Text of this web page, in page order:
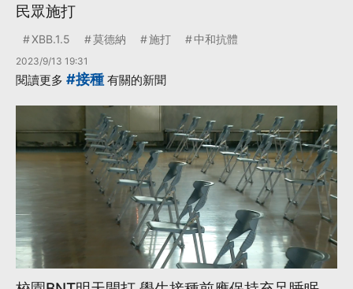
民眾施打
XBB.1.5 莫德納 施打 中和抗體
2023/9/13 19:31
閱讀更多 #接種 有關的新聞